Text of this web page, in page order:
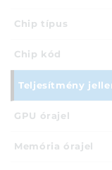
Chip típus
Chip kód
Teljesítmény
GPU órajel
Memória órajel